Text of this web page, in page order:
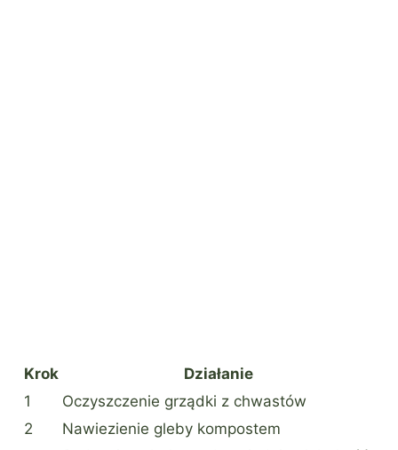
Krok
Działanie
1
Oczyszczenie grządki z chwastów
2
Nawiezienie gleby kompostem